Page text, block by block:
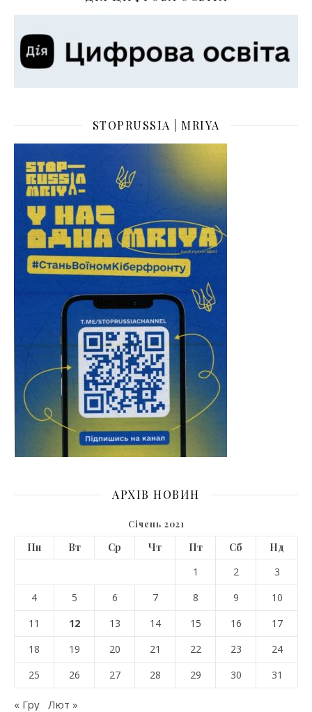
STOPRUSSIA | MRIYA
АРХІВ НОВИН
Січень 2021
Пн Вт Ср Чт Пт Сб
Нд
1
2
3
4
5 6 7 8 9
10
11
12 13 14 15 16
17
18
19 20 21 22 23
24
25
26 27 28 29 30 31
« Гру Лют »